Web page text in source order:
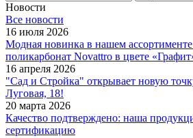
Новости
Все новости
16 июля 2026
Модная новинка в нашем
поликарбонат Novattro в цвете
16 апреля 2026
"Сад и Стройка" открывает новую
Луговая, 18!
20 марта 2026
Качество подтверждено: наша
сертификацию